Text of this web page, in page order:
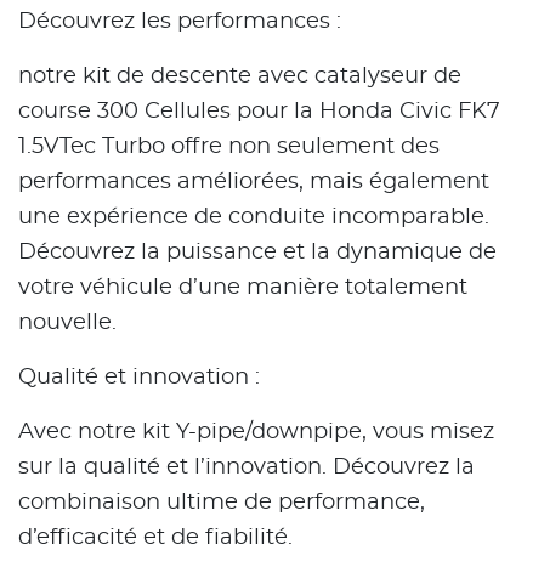
Découvrez les performances :
notre kit de descente avec catalyseur de
course 300 Cellules pour la Honda Civic FK7
1.5VTec Turbo offre non seulement des
performances améliorées, mais également
une expérience de conduite incomparable.
Découvrez la puissance et la dynamique de
votre véhicule d’une manière totalement
nouvelle.
Qualité et innovation :
Avec notre kit Y-pipe/downpipe, vous misez
sur la qualité et l’innovation. Découvrez la
combinaison ultime de performance,
d’efficacité et de fiabilité.